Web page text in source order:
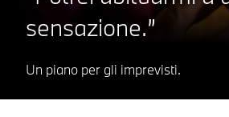
sensazione.”
Un piano per gli imprevisti.